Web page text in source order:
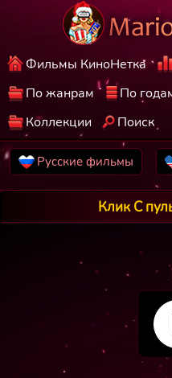
Фильмы КиноНетка
По жанрам
По
Коллекции
Поиск
Русские фильмы
Клик С